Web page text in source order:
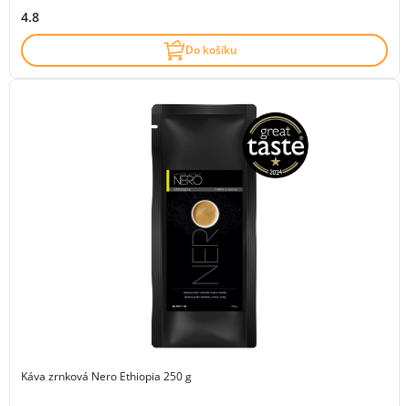
4.8
Do košíku
Káva zrnková Nero Ethiopia 250 g